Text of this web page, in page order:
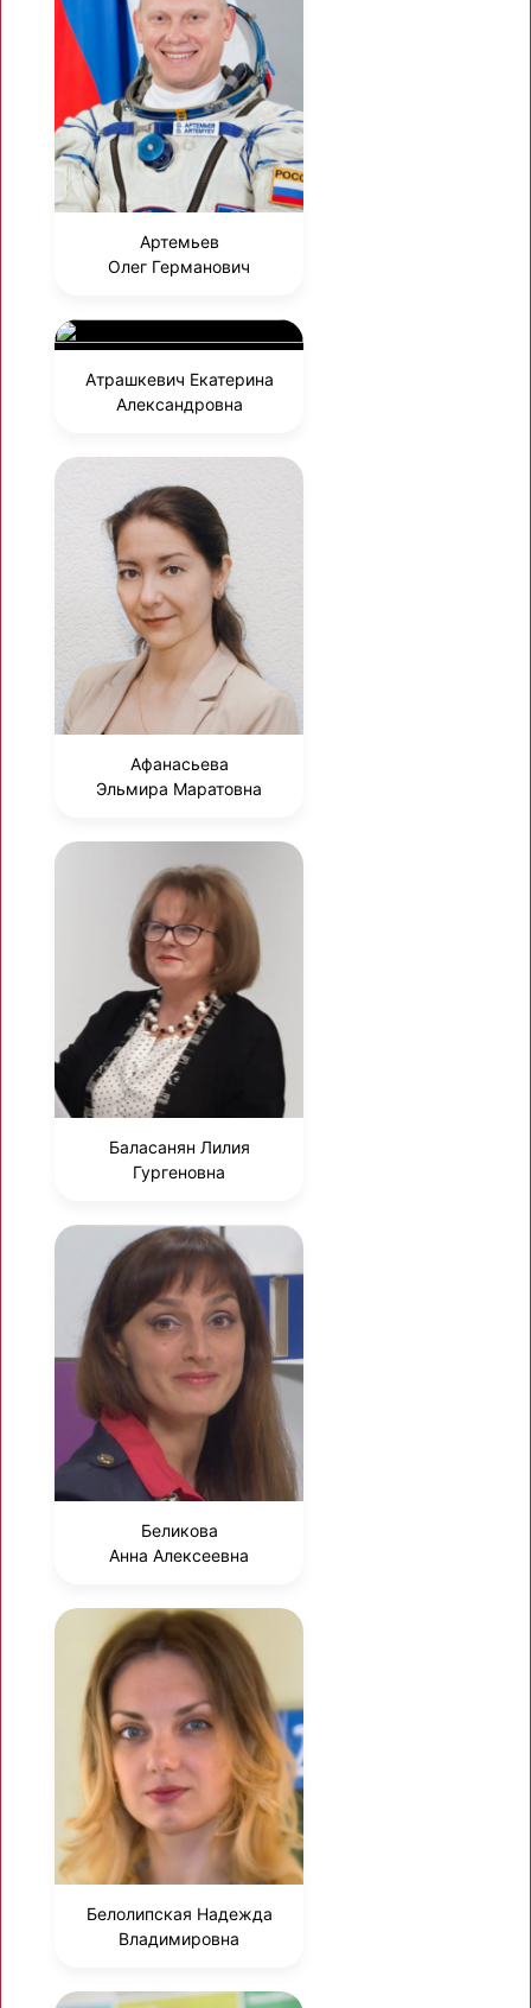
Артемьев
Олег Германович
Атрашкевич Екатерина
Александровна
Афанасьева
Эльмира Маратовна
Баласанян Лилия
Гургеновна
Беликова
Анна Алексеевна
Белолипская Надежда
Владимировна